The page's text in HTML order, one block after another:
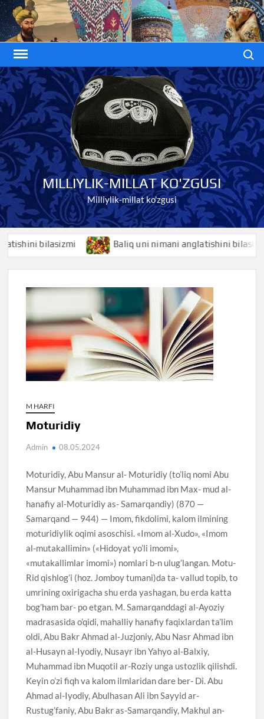
Skip
to
content
MILLIYLIK-MILLAT KO'ZGUSI
Milliylik-millat ko'zgusi
bilasizmi Baliq uni nimani anglatishini bilasizmi
M HARFI
Moturidiy
Admin 08.05.2024
Moturidiy, Abu Mansur al- Moturidiy (to’liq nomi Abu
Mansur Muhammad ibn Muhammad ibn Max- mud al-
hanafiy al-Moturidiy as- Samarqandiy) (870 —
Samarqand — 944) — Imom, fikdolimi, kalom ilmining
moturidiylik oqimi asoschisi. «Imom al-Xudo», «Imom
al-mutakallimin» («Hidoyat yo’li imomi»,
«mutakallimlar imomi») nomlari b-n ulug’langan. Motu-
Rid qishlog’i (hoz. Jomboy tumani)da ta- vallud topib, to
umrining oxirigacha shu erda yashagan, bu erda katta
bog’ham bar- po etgan. M. Samarqanddagi al-Ayoziy
madrasasida o’qidi, mahalliy hanafiy faqixlardan ta’lim
oldi, Abu Bakr Ahmad al-Juzjoniy, Abu Nasr Ahmad ibn
al-Husayn al-Iyodiy, Nusayr ibn Yahyo al-Balxiy,
Muhammad ibn Muqotil ar-Roziy unga ustozlik qilishdi.
Keyin o’zi fiqh va kalom ilmlaridan dare ber- Di. Abu
Ahmad al-Iyodiy, Abulhasan Ali ibn Sayyid ar-
Rustug’faniy, Abu Bakr as-Samarqandiy, Makhul an-